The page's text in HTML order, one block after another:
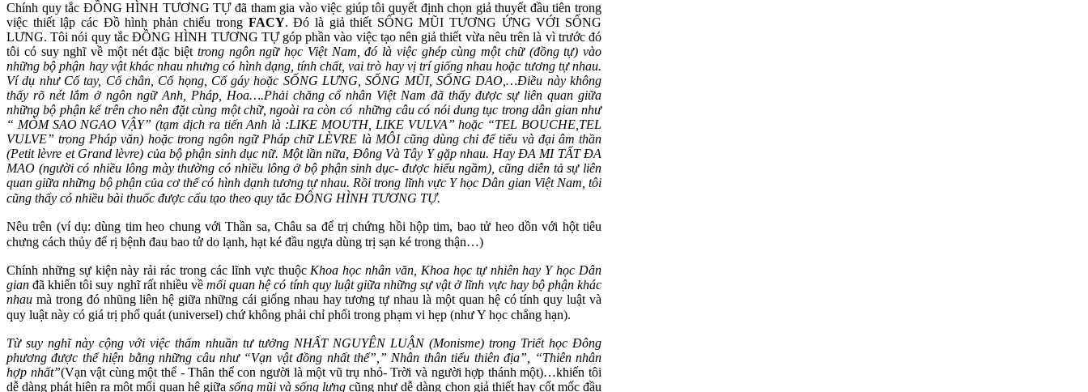
Chính quy tắc ĐỒNG HÌNH TƯƠNG TỰ đã tham gia vào việc giúp tôi quyết định chọn giả thuyết đầu tiên trong
việc thiết lập các Đồ hình phản chiếu trong FACY. Đó là giả thiết SỐNG MŨI TƯƠNG ỨNG VỚI SỐNG
LƯNG. Tôi nói quy tắc ĐỒNG HÌNH TƯƠNG TỰ góp phần vào việc tạo nên giả thiết vừa nêu trên là vì trước đó
tôi có suy nghĩ về một nét đặc biệt trong ngôn ngữ học Việt Nam, đó là việc ghép cùng một chữ (đồng tự) vào
những bộ phận hay vật khác nhau nhưng có hình dạng, tính chất, vai trò hay vị trí giống nhau hoặc tương tự nhau.
Ví dụ như Cổ tay, Cổ chân, Cổ họng, Cổ gáy hoặc SỐNG LƯNG, SỐNG MŨI, SỐNG DAO,…Điều này không
thấy rõ nét lắm ở ngôn ngữ Anh, Pháp, Hoa….Phải chăng cổ nhân Việt Nam đã thấy được sự liên quan giữa
những bộ phận kể trên cho nên đặt cùng một chữ, ngoài ra còn có những câu có nói dung tục trong dân gian như
“ MÒM SAO NGAO VẬY” (tạm dịch ra tiến Anh là :LIKE MOUTH, LIKE VULVA” hoặc “TEL BOUCHE,TEL
VULVE” trong Pháp văn) hoặc trong ngôn ngữ Pháp chữ LÈVRE là MÔI cũng dùng chỉ để tiểu và đại âm thần
(Petit lèvre et Grand lèvre) của bộ phận sinh dục nữ. Một lần nữa, Đông Và Tây Y gặp nhau. Hay ĐA MI TẤT ĐA
MAO (người có nhiều lông mày thường có nhiều lông ở bộ phận sinh dục- được hiểu ngầm), cũng diễn tả sự liên
quan giữa những bộ phận của cơ thể có hình dạnh tương tự nhau. Rồi trong lĩnh vực Y học Dân gian Việt Nam, tôi
cũng thấy có nhiều bài thuốc được cấu tạo theo quy tắc ĐÔNG HÌNH TƯƠNG TỰ.
Nêu trên (ví dụ: dùng tim heo chung với Thần sa, Châu sa để trị chứng hồi hộp tim, bao tử heo dồn với hột tiêu
chưng cách thủy để rị bệnh đau bao tử do lạnh, hạt ké đầu ngựa dùng trị sạn ké trong thận…)
Chính những sự kiện này rải rác trong các lĩnh vực thuộcKhoa học nhân văn, Khoa học tự nhiên hay Y học Dân
gian đã khiến tôi suy nghĩ rất nhiều vềmối quan hệ có tính quy luật giữa những sự vật ở lĩnh vực hay bộ phận khác
nhau mà trong đó nhũng liên hệ giữa những cái giống nhau hay tương tự nhau là một quan hệ có tính quy luật và
quy luật này có giá trị phổ quát (universel) chứ không phải chỉ phổi trong phạm vi hẹp (như Y học chẳng hạn).
Từ suy nghĩ này cộng với việc thấm nhuần tư tưởng NHẤT NGUYÊN LUẬN (Monisme) trong Triết học Đông
phương được thể hiện bằng những câu như “Vạn vật đồng nhất thể”,” Nhân thân tiểu thiên địa”, “Thiên nhân
hợp nhất”(Vạn vật cùng một thể - Thân thể con người là một vũ trụ nhỏ- Trời và người hợp thánh một)…khiến tôi
dễ dàng phát hiện ra một mối quan hệ giữa sống mũi và sống lưng cũng như dễ dàng chọn giả thiết hay cốt mốc đầu